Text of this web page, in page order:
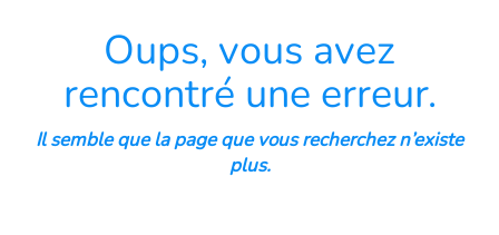
Oups, vous avez
rencontré une erreur.
Il semble que la page que vous recherchez n’existe
plus.